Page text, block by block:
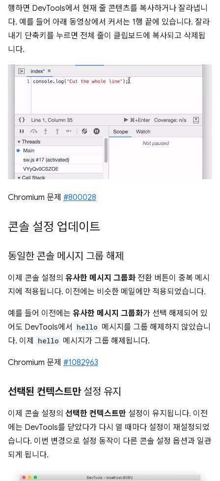
행하면 DevTools에서 현재 줄 콘텐츠를 복사하거나 잘라냅니
다. 예를 들어 아래 동영상에서 커서는 1행 끝에 있습니다. 잘라
내기 단축키를 누르면 전체 줄이 클립보드에 복사되고 삭제됩
니다.
Chromium 문제 #800028
콘솔 설정 업데이트
동일한 콘솔 메시지 그룹 해제
이제 콘솔 설정의 유사한 메시지 그룹화 전환 버튼이 중복 메시
지에 적용됩니다. 이전에는 비슷한 메일에만 적용되었습니다.
예를 들어 이전에는 유사한 메시지 그룹화가 선택 해제되어 있
어도 DevTools에서
hello 메시지를 그룹 해제하지 않았습니
다. 이제
hello 메시지가 그룹 해제됩니다.
Chromium 문제 #1082963
선택된 컨텍스트만설정 유지
이제 콘솔 설정의 선택한 컨텍스트만 설정이 유지됩니다. 이전
에는 DevTools를 닫았다가 다시 열 때마다 설정이 재설정되었
습니다. 이번 변경으로 설정 동작이 다른 콘솔 설정 옵션과 일관
되게 됩니다.